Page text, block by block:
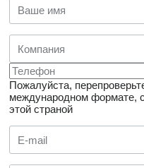
Пожалуйста,
международном формате,
этой страной